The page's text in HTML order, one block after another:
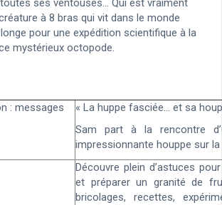
ses ventouses… Qui est vraiment
à 8 bras qui vit dans le monde
pour une expédition scientifique à la
mystérieux octopode.
: messages
« La huppe fasciée… et sa
Sam part à la rencontre
impressionnante houppe sur
Découvre plein d’astuces
et préparer un granité de
bricolages, recettes,